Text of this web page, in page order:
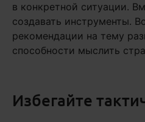
в конкретной ситуации.
создавать инструменты.
рекомендации на тему
способности мыслить
Избегайте